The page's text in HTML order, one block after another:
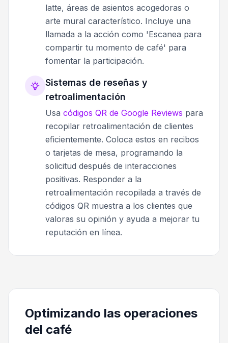
latte, áreas de asientos acogedoras o
arte mural característico. Incluye una
llamada a la acción como 'Escanea para
compartir tu momento de café' para
fomentar la participación.
Sistemas de reseñas y
retroalimentación
Usa códigos QR de Google Reviews para
recopilar retroalimentación de clientes
eficientemente. Coloca estos en recibos
o tarjetas de mesa, programando la
solicitud después de interacciones
positivas. Responder a la
retroalimentación recopilada a través de
códigos QR muestra a los clientes que
valoras su opinión y ayuda a mejorar tu
reputación en línea.
Optimizando las operaciones
del café